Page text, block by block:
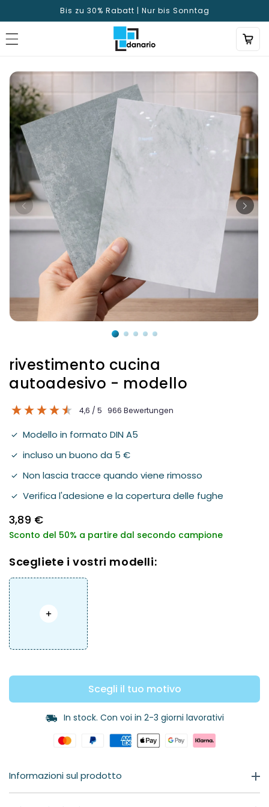
Direttamente
al contenuto
Bis zu 30% Rabatt | Nur bis Sonntag
in
Modal
rivestimento cucina
autoadesivo - modello
4,6 / 5 966 Bewertungen
Modello in formato DIN A5
incluso un buono da 5 €
Non lascia tracce quando viene rimosso
Verifica l'adesione e la copertura delle fughe
Verkaufspreis
3,89 €
Normaler
Preis
Sconto del 50% a partire dal secondo campione
Scegliete i vostri modelli:
Scegli il tuo motivo
In stock. Con voi in 2-3 giorni lavorativi
Informazioni sul prodotto